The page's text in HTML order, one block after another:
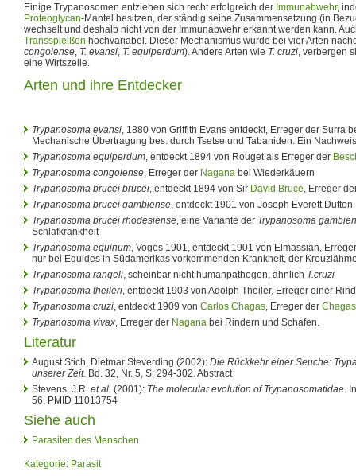
Einige Trypanosomen entziehen sich recht erfolgreich der Immunabwehr,
Proteoglycan-Mantel besitzen, der ständig seine Zusammensetzung (in
wechselt und deshalb nicht von der Immunabwehr erkannt werden kann.
Transspleißen hochvariabel. Dieser Mechanismus wurde bei vier Arten
congolense, T. evansi, T. equiperdum). Andere Arten wie T. cruzi, verbergen
eine Wirtszelle.
Arten und ihre Entdecker
Trypanosoma evansi, 1880 von Griffith Evans entdeckt, Erreger der Surra
Mechanische Übertragung bes. durch Tsetse und Tabaniden. Ein
Trypanosoma equiperdum, entdeckt 1894 von Rouget als Erreger der
Trypanosoma congolense, Erreger der Nagana bei Wiederkäuern
Trypanosoma brucei brucei, entdeckt 1894 von Sir David Bruce, Erreger
Trypanosoma brucei gambiense, entdeckt 1901 von Joseph Everett Dutton
Trypanosoma brucei rhodesiense, eine Variante der Trypanosoma
Schlafkrankheit
Trypanosoma equinum, Voges 1901, entdeckt 1901 von Elmassian,
nur bei Equides in Südamerikas vorkommenden Krankheit, der
Trypanosoma rangeli, scheinbar nicht humanpathogen, ähnlich T.cruzi
Trypanosoma theileri, entdeckt 1903 von Adolph Theiler, Erreger einer
Trypanosoma cruzi, entdeckt 1909 von Carlos Chagas, Erreger der
Trypanosoma vivax, Erreger der Nagana bei Rindern und Schafen.
Literatur
August Stich, Dietmar Steverding (2002): Die Rückkehr einer Seuche:
unserer Zeit. Bd. 32, Nr. 5, S. 294-302. Abstract
Stevens, J.R. et al. (2001): The molecular evolution of Trypanosomatidae.
56. PMID 11013754
Siehe auch
Parasiten des Menschen
Kategorie: Parasit